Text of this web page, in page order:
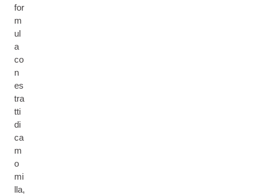
for
m
ul
a
co
n
es
tra
tti
di
ca
m
o
mi
lla,